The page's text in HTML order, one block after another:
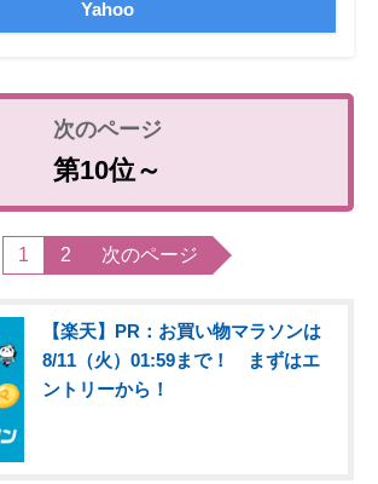
Yahoo
第10位～
1 2 次のページ
【楽天】PR：お買い物マラソンは
8/11（火）01:59まで！ まずはエ
ントリーから！